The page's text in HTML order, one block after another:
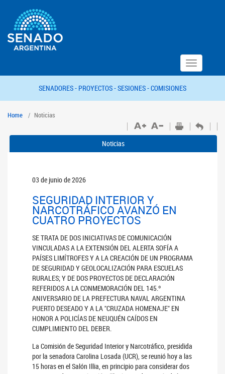
Toggle
navigation
SENADORES - PROYECTOS -SESIONES -COMISIONES
Home Noticias
Noticias
03 de junio de 2026
SEGURIDAD INTERIOR Y
NARCOTRÁFICO AVANZÓ EN
CUATRO PROYECTOS
SE TRATA DE DOS INICIATIVAS DE COMUNICACIÓN
VINCULADAS A LA EXTENSIÓN DEL ALERTA SOFÍA A
PAÍSES LIMÍTROFES Y A LA CREACIÓN DE UN PROGRAMA
DE SEGURIDAD Y GEOLOCALIZACIÓN PARA ESCUELAS
RURALES; Y DE DOS PROYECTOS DE DECLARACIÓN
REFERIDOS A LA CONMEMORACIÓN DEL 145.º
ANIVERSARIO DE LA PREFECTURA NAVAL ARGENTINA
PUERTO DESEADO Y A LA "CRUZADA HOMENAJE" EN
HONOR A POLICÍAS DE NEUQUÉN CAÍDOS EN
CUMPLIMIENTO DEL DEBER.
La Comisión de Seguridad Interior y Narcotráfico, presidida
por la senadora Carolina Losada (UCR), se reunió hoy a las
15 horas en el Salón Illia, en principio para considerar dos